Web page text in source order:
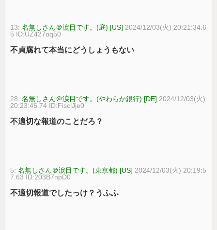
13:名無しさん＠涙目です。(庭) [US] 2024/12/03(火) 20:21:34.6
5 ID:UZ427oq50
不貞腐れて本当にどうしょうもない
28:名無しさん＠涙目です。(やわらか銀行) [DE] 2024/12/03(火)
20:23:46.74 ID:FisclJje0
不適切な報道のことだろ？
5:名無しさん＠涙目です。(東京都) [US] 2024/12/03(火) 20:19:5
7.63 ID:203B7npD0
不適切報道でしたっけ？うふふ